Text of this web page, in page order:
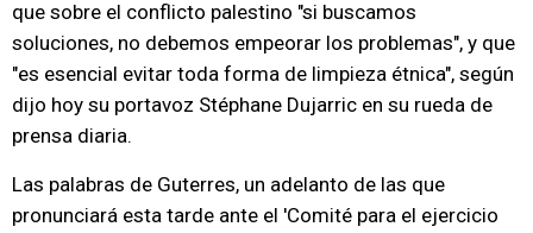
que sobre el conflicto palestino "si buscamos
soluciones, no debemos empeorar los problemas", y que
"es esencial evitar toda forma de limpieza étnica", según
dijo hoy su portavoz Stéphane Dujarric en su rueda de
prensa diaria.
Las palabras de Guterres, un adelanto de las que
pronunciará esta tarde ante el 'Comité para el ejercicio